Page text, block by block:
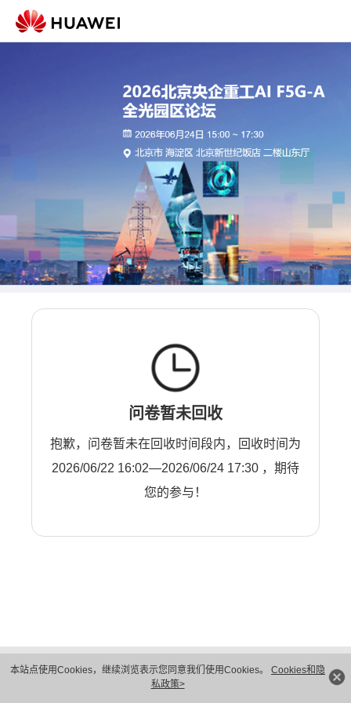
本站点使用Cookies，继续浏览表示您同意我们使用Cookies。 Cookies和隐
私政策>
问卷暂未回收
抱歉，问卷暂未在回收时间段内，回收时间为
2026/06/22 16:02—2026/06/24 17:30 ，期待
您的参与！
隐私保护
法律声明